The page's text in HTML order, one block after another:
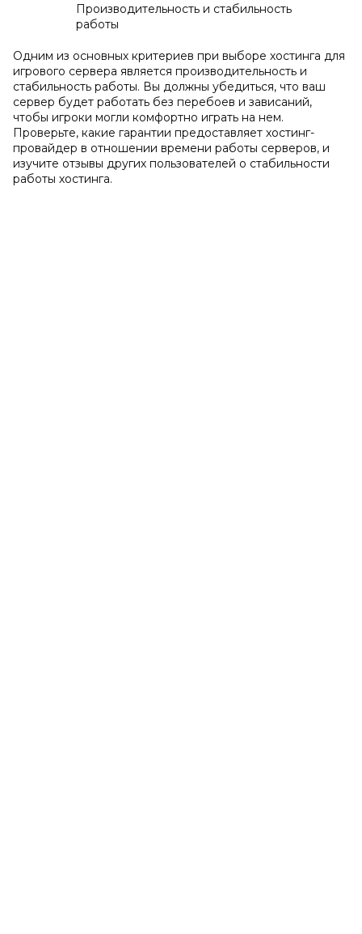
Производительность и стабильность
работы
Одним из основных критериев при выборе хостинга для
игрового сервера является производительность и
стабильность работы. Вы должны убедиться, что ваш
сервер будет работать без перебоев и зависаний,
чтобы игроки могли комфортно играть на нем.
Проверьте, какие гарантии предоставляет хостинг-
провайдер в отношении времени работы серверов, и
изучите отзывы других пользователей о стабильности
работы хостинга.